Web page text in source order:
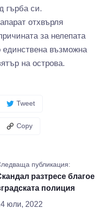
гърба си.
отхвърля
за нелепата
единствена възможна
на острова.
Tweet
Copy
публикация:
разтресе благое
полиция
юли, 2022